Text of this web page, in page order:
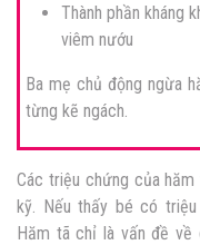
Thành phần kháng
viêm nướu
Ba mẹ chủ động ngừa
từng kẽ ngách.
Các triệu chứng của
kỹ. Nếu thấy bé có
Hăm tã chỉ là vấn đề về